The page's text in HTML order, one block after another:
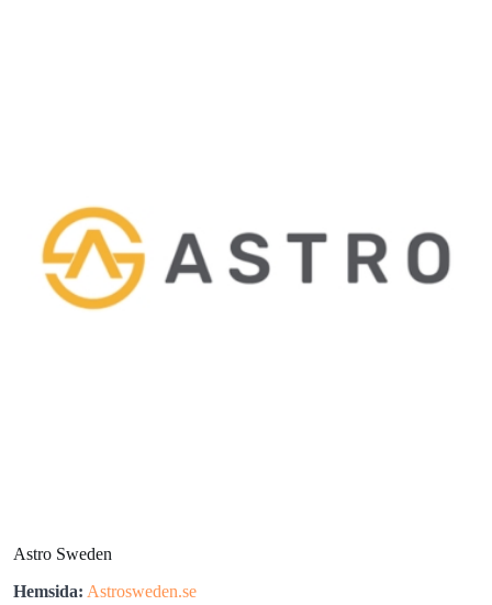
Astro Sweden
Hemsida: Astrosweden.se